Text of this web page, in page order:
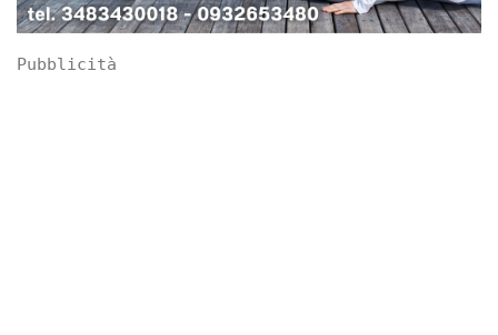
Pubblicità